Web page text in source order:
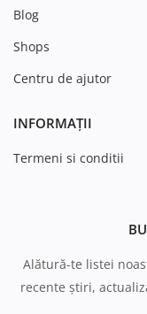
Blog
Shops
Centru de ajutor
INFORMAȚII
Termeni si conditii
Alătură-te listei
recente știri,